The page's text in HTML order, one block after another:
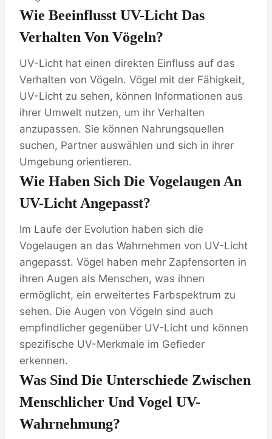
Wie Beeinflusst UV-Licht Das
Verhalten Von Vögeln?
UV-Licht hat einen direkten Einfluss auf das
Verhalten von Vögeln. Vögel mit der Fähigkeit,
UV-Licht zu sehen, können Informationen aus
ihrer Umwelt nutzen, um ihr Verhalten
anzupassen. Sie können Nahrungsquellen
suchen, Partner auswählen und sich in ihrer
Umgebung orientieren.
Wie Haben Sich Die Vogelaugen An
UV-Licht Angepasst?
Im Laufe der Evolution haben sich die
Vogelaugen an das Wahrnehmen von UV-Licht
angepasst. Vögel haben mehr Zapfensorten in
ihren Augen als Menschen, was ihnen
ermöglicht, ein erweitertes Farbspektrum zu
sehen. Die Augen von Vögeln sind auch
empfindlicher gegenüber UV-Licht und können
spezifische UV-Merkmale im Gefieder
erkennen.
Was Sind Die Unterschiede Zwischen
Menschlicher Und Vogel UV-
Wahrnehmung?